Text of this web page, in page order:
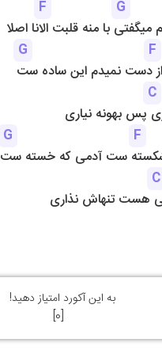
F G
میگفتی با منه قلبت الانا اصلا
G
F
دست نمیدم این ساده ست
C
پس بهونه نیاری
G
F
ست آدمی که خسته ست
C
هست تنهاش نذاری
به این آکورد امتیاز دهید!
[
0
]